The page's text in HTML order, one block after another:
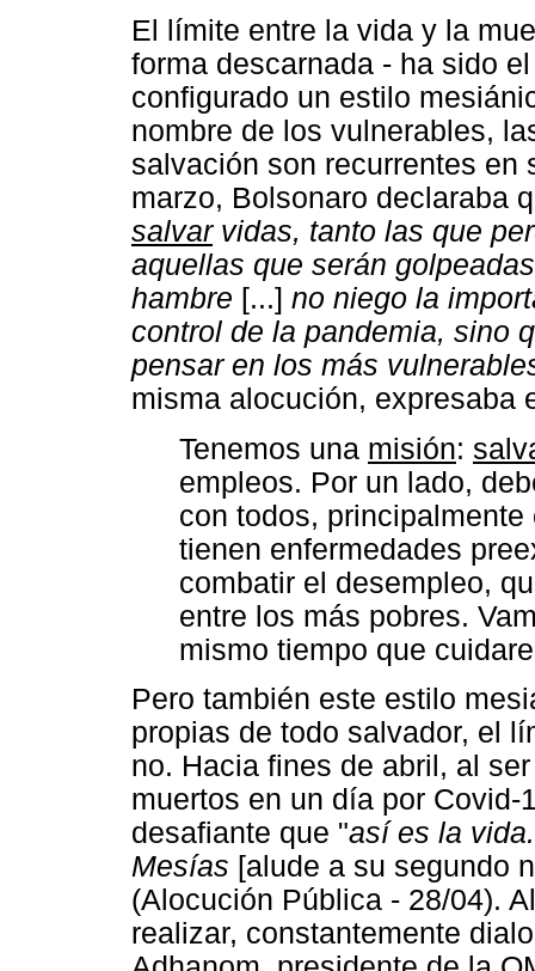
El límite entre la vida y la
forma descarnada - ha sido
configurado un estilo
nombre de los vulnerables,
salvación son recurrentes en
marzo, Bolsonaro declaraba
salvarvidas, tanto las que
aquellas que serán
hambre [...] no niego la
control de la pandemia, sino
pensar en los más
misma alocución, expresaba
Tenemos una misión:
empleos. Por un lado,
con todos,
tienen enfermedades
combatir el desempleo,
entre los más pobres.
mismo tiempo que
Pero también este estilo
propias de todo salvador, el
no. Hacia fines de abril, al
muertos en un día por
desafiante que "así es la
Mesías [alude a su segundo
(Alocución Pública - 28/04).
realizar, constantemente